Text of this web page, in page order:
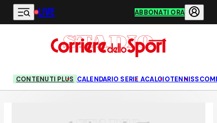
Vai al contenuto principale
LIVE ABBONATI ORA
CONTENUTI PLUS CALENDARIO SERIE ACALCIOTENNIS